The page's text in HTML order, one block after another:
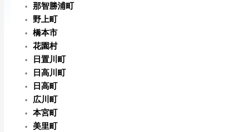
那智勝浦町
野上町
橋本市
花園村
日置川町
日高川町
日高町
広川町
本宮町
美里町